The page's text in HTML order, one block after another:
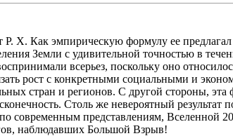
Х. Как эмпирическую формулу ее предлагал
Земли с удивительной точностью в
всерьез, поскольку оно
рост с конкретными социальными и
стран и регионов. С другой стороны, эта
Столь же невероятный
современным представлениям, Вселенной
наблюдавших Большой Взрыв!